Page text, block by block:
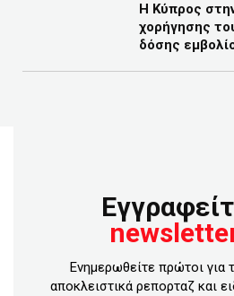
Η Κύπρος
χορήγησης
δόσης
Ενημερωθείτε πρώτοι για
αποκλειστικά ρεπορταζ και